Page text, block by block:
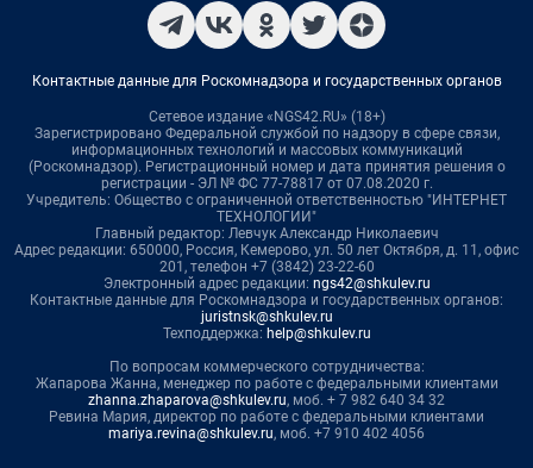
Контактные данные для Роскомнадзора и государственных органов
Сетевое издание «NGS42.RU» (18+)
Зарегистрировано Федеральной службой по надзору в сфере связи,
информационных технологий и массовых коммуникаций
(Роскомнадзор). Регистрационный номер и дата принятия решения о
регистрации - ЭЛ № ФС 77-78817 от 07.08.2020 г.
Учредитель: Общество с ограниченной ответственностью "ИНТЕРНЕТ
ТЕХНОЛОГИИ"
Главный редактор: Левчук Александр Николаевич
Адрес редакции: 650000, Россия, Кемерово, ул. 50 лет Октября, д. 11, офис
201, телефон +7 (3842) 23-22-60
Электронный адрес редакции: ngs42@shkulev.ru
Контактные данные для Роскомнадзора и государственных органов:
juristnsk@shkulev.ru
Техподдержка: help@shkulev.ru
По вопросам коммерческого сотрудничества:
Жапарова Жанна, менеджер по работе с федеральными клиентами
zhanna.zhaparova@shkulev.ru, моб. + 7 982 640 34 32
Ревина Мария, директор по работе с федеральными клиентами
mariya.revina@shkulev.ru, моб. +7 910 402 4056